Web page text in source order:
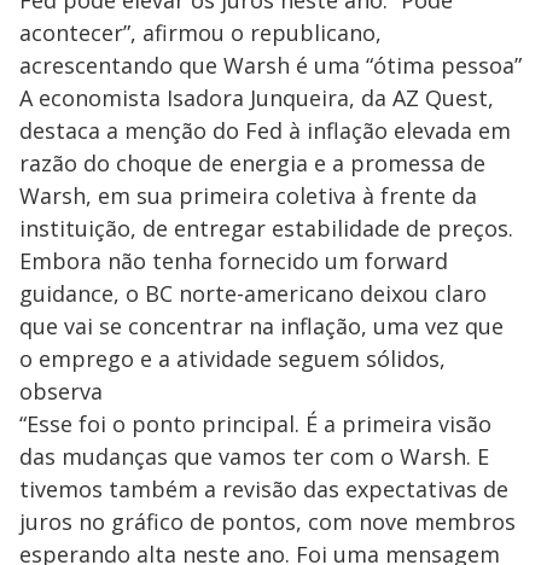
acontecer”, afirmou o republicano,
acrescentando que Warsh é uma “ótima pessoa”
A economista Isadora Junqueira, da AZ Quest,
destaca a menção do Fed à inflação elevada em
razão do choque de energia e a promessa de
Warsh, em sua primeira coletiva à frente da
instituição, de entregar estabilidade de preços.
Embora não tenha fornecido um forward
guidance, o BC norte-americano deixou claro
que vai se concentrar na inflação, uma vez que
o emprego e a atividade seguem sólidos,
observa
“Esse foi o ponto principal. É a primeira visão
das mudanças que vamos ter com o Warsh. E
tivemos também a revisão das expectativas de
juros no gráfico de pontos, com nove membros
esperando alta neste ano. Foi uma mensagem